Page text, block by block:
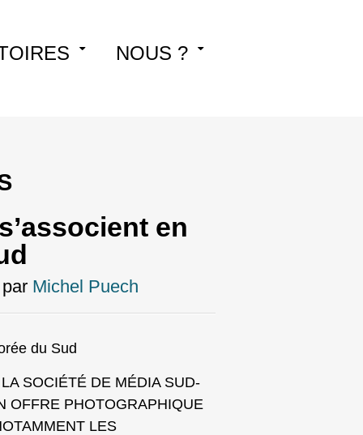
NOUS ?
en
par Michel Puech
du Sud
SOCIÉTÉ DE MÉDIA SUD-
OFFRE PHOTOGRAPHIQUE
LES